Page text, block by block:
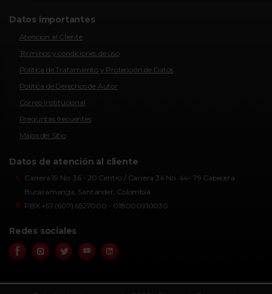
Datos importantes
Atencion al Cliente
Términos y condiciones de uso
Política de Tratamiento y Protección de Datos
Política de Derechos de Autor
Correo Institucional
Preguntas frecuentes
Mapa del Sitio
Datos de atención al cliente
Carrera 19 No. 36 - 20 Centro / Carrera 34 No. 44- 79 Cabecera
Bucaramanga, Santander, Colombia
PBX +57 (607) 6527000 - 018000910030
Redes sociales